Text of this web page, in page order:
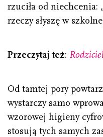
rzuciła od niechcenia:
rzeczy słyszę w
Przeczytaj też:
Od tamtej pory
wystarczy samo
wzorowej higieny
stosują tych samych